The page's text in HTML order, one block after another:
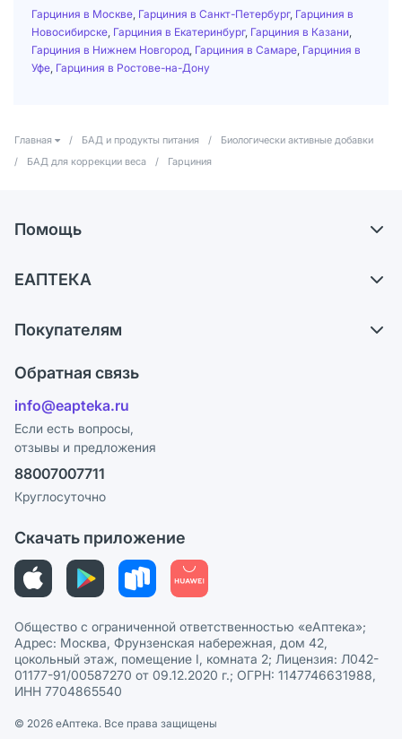
Гарциния в Москве Гарциния в Санкт-Петербург, Гарциния в
Новосибирске Гарциния в Екатеринбург, Гарциния в Казани
Гарциния в Нижнем Новгород Гарциния в Самаре Гарциния в
Уфе Гарциния в Ростове-на-Дону
Главная / БАД и продукты питания /
Биологически активные добавки
/
БАД для коррекции веса / Гарциния
Помощь
Самовывоз из аптек
Ответы на вопросы
Блог
ЕАПТЕКА
Карьера
Поставщики
Лицензия
Реклама на сайте
Ваши товары на ЕАПТЕКЕ
Покупателям
Программа СберСпасибо
Политика конфиденциальности
Пользовательское соглашение
Политика рекомендаций
Этика и соответствие
Политика в отношении обработки персональных данных
Обратная связь
info@eapteka.ru
Если есть вопросы,
отзывы и предложения
88007007711
Круглосуточно
Скачать приложение
Общество с ограниченной ответственностью «еАптека»;
Адрес: Москва, Фрунзенская набережная, дом 42,
цокольный этаж, помещение I, комната 2; Лицензия: Л042-
01177-91/00587270 от 09.12.2020 г.; ОГРН: 1147746631988,
ИНН 7704865540
© 2026 eАптека. Все права защищены